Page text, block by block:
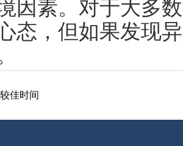
因素。对于大多
态，但如果发现
佳时间